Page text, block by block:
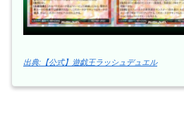
出典:【公式】遊戯王ラッシュデュエル